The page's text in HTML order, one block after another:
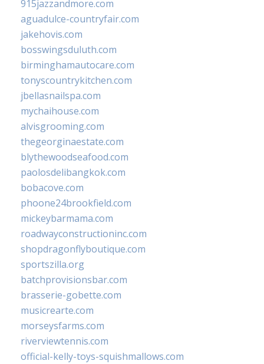
915jazzandmore.com
aguadulce-countryfair.com
jakehovis.com
bosswingsduluth.com
birminghamautocare.com
tonyscountrykitchen.com
jbellasnailspa.com
mychaihouse.com
alvisgrooming.com
thegeorginaestate.com
blythewoodseafood.com
paolosdelibangkok.com
bobacove.com
phoone24brookfield.com
mickeybarmama.com
roadwayconstructioninc.com
shopdragonflyboutique.com
sportszilla.org
batchprovisionsbar.com
brasserie-gobette.com
musicrearte.com
morseysfarms.com
riverviewtennis.com
official-kelly-toys-squishmallows.com